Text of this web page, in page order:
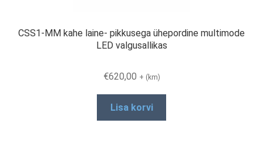
CSS1-MM kahe laine- pikkusega ühepordine multimode
LED valgusallikas
€620,00 + (km)
Lisa korvi